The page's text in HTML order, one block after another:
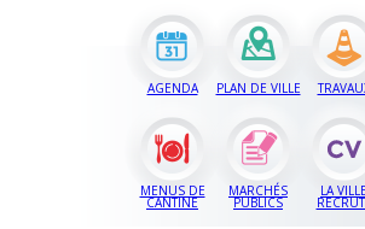
AGENDA PLAN DE VILLE
MENUS DE
CANTINE
MARCHÉS
PUBLICS
LA VILLE